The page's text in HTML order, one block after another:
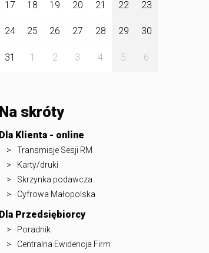
17 18 19 20 21 22 23
24 25 26 27 28 29 30
31 1 2 3 4 5 6
Na skróty
Dla Klienta - online
Transmisje Sesji RM
Karty/druki
Skrzynka podawcza
Cyfrowa Małopolska
Dla Przedsiębiorcy
Poradnik
Centralna Ewidencja Firm